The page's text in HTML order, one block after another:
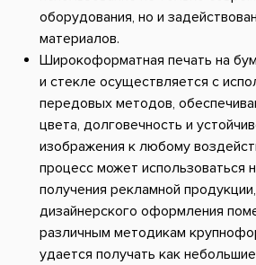
оборудования, но и
материалов.
Широкоформатная печать на
и стекле осуществляется с
передовых методов,
цвета, долговечность и
изображения к любому
процесс может использоваться
получения рекламной
дизайнерского оформления
различным методикам
удается получать как